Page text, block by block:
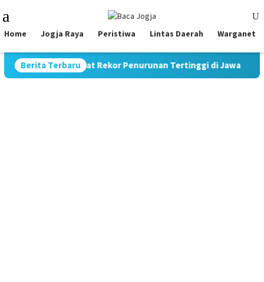
to
content
Menu
Home Jogja Raya Peristiwa Lintas Daerah Warganet
Berita Terbaru
9,70%, Catat Rekor Penurunan Tertinggi di Jawa